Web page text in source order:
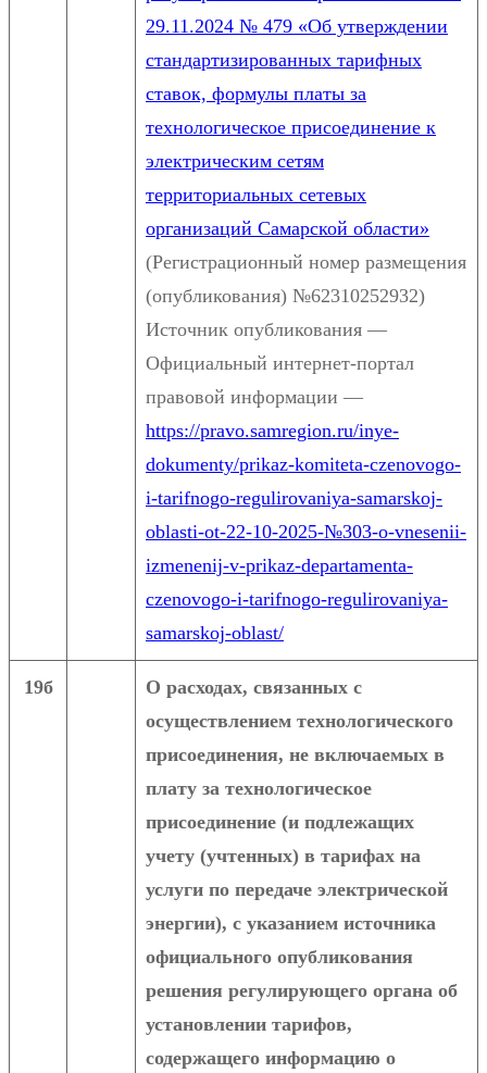
29.11.2024 № 479 «Об утверждении
стандартизированных тарифных
ставок, формулы платы за
технологическое присоединение к
электрическим сетям
территориальных сетевых
организаций Самарской области»
(Регистрационный номер размещения
(опубликования) №62310252932)
Источник опубликования —
Официальный интернет-портал
правовой информации —
https://pravo.samregion.ru/inye-
dokumenty/prikaz-komiteta-czenovogo-
i-tarifnogo-regulirovaniya-samarskoj-
oblasti-ot-22-10-2025-№303-o-vnesenii-
izmenenij-v-prikaz-departamenta-
czenovogo-i-tarifnogo-regulirovaniya-
samarskoj-oblast/
19б
О расходах, связанных с
осуществлением технологического
присоединения, не включаемых в
плату за технологическое
присоединение (и подлежащих
учету (учтенных) в тарифах на
услуги по передаче электрической
энергии), с указанием источника
официального опубликования
решения регулирующего органа об
установлении тарифов,
содержащего информацию о